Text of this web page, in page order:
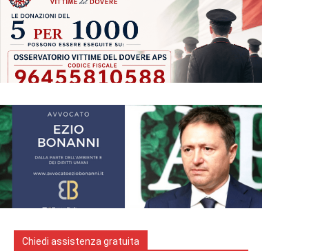
Chiedi assistenza gratuita